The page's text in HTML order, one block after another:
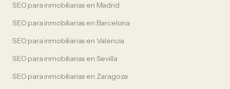
SEO para inmobiliarias en Madrid
SEO para inmobiliarias en Barcelona
SEO para inmobiliarias en Valencia
SEO para inmobiliarias en Sevilla
SEO para inmobiliarias en Zaragoza